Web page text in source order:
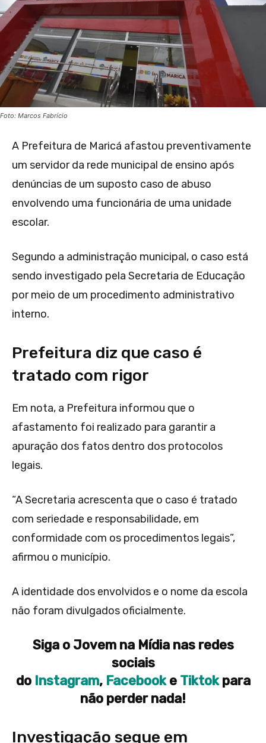
Foto: Marcos Fabrício
A Prefeitura de Maricá afastou preventivamente
um servidor da rede municipal de ensino após
denúncias de um suposto caso de abuso
envolvendo uma funcionária de uma unidade
escolar.
Segundo a administração municipal, o caso está
sendo investigado pela Secretaria de Educação
por meio de um procedimento administrativo
interno.
Prefeitura diz que caso é
tratado com rigor
Em nota, a Prefeitura informou que o
afastamento foi realizado para garantir a
apuração dos fatos dentro dos protocolos
legais.
“A Secretaria acrescenta que o caso é tratado
com seriedade e responsabilidade, em
conformidade com os procedimentos legais”,
afirmou o município.
A identidade dos envolvidos e o nome da escola
não foram divulgados oficialmente.
Siga o Jovem na Mídia nas redes
sociais
do Instagram, Facebooke Tiktokpara
não perder nada!
Investigação segue em